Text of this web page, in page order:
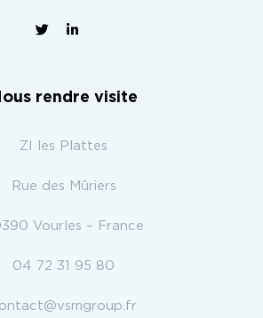
rendre visite
ZI les Plattes
Rue des Mûriers
Vourles – France
04 72 31 95 80